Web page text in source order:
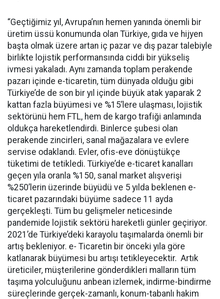
“Geçtiğimiz yıl, Avrupa’nın hemen yanında önemli bir
üretim üssü konumunda olan Türkiye, gıda ve hijyen
başta olmak üzere artan iç pazar ve dış pazar talebiyle
birlikte lojistik performansında ciddi bir yükseliş
ivmesi yakaladı. Aynı zamanda toplam perakende
pazarı içinde e-ticaretin, tüm dünyada olduğu gibi
Türkiye’de de son bir yıl içinde büyük atak yaparak 2
kattan fazla büyümesi ve %15’lere ulaşması, lojistik
sektörünü hem FTL, hem de kargo trafiği anlamında
oldukça hareketlendirdi. Binlerce şubesi olan
perakende zincirleri, sanal mağazalara ve evlere
servise odaklandı. Evler, ofis-eve dönüştükçe
tüketimi de tetikledi. Türkiye’de e-ticaret kanalları
geçen yıla oranla %150, sanal market alışverişi
%250’lerin üzerinde büyüdü ve 5 yılda beklenen e-
ticaret pazarındaki büyüme sadece 11 ayda
gerçekleşti. Tüm bu gelişmeler neticesinde
pandemide lojistik sektörü hareketli günler geçiriyor.
2021’de Türkiye’deki karayolu taşımalarda önemli bir
artış bekleniyor. e- Ticaretin bir önceki yıla göre
katlanarak büyümesi bu artışı tetikleyecektir. Artık
üreticiler, müşterilerine gönderdikleri malların tüm
taşıma yolculuğunu anbean izlemek, indirme-bindirme
süreçlerinde gerçek-zamanlı, konum-tabanlı hakim